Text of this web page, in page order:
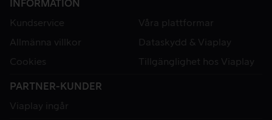
INFORMATION
Kundservice
Våra plattformar
Allmänna villkor
Dataskydd & Viaplay
Cookies
Tillgänglighet hos Viaplay
PARTNER-KUNDER
Viaplay ingår